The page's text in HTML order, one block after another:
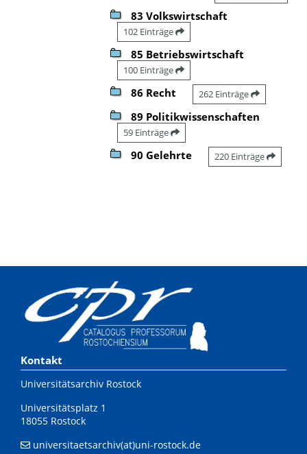
83 Volkswirtschaft
102 Einträge
85 Betriebswirtschaft
100 Einträge
86 Recht 262 Einträge
89 Politikwissenschaften
59 Einträge
90 Gelehrte 220 Einträge
Kontakt
Universitätsarchiv Rostock
Universitätsplatz 1
18055 Rostock
universitaetsarchiv(at)uni-rostock.de